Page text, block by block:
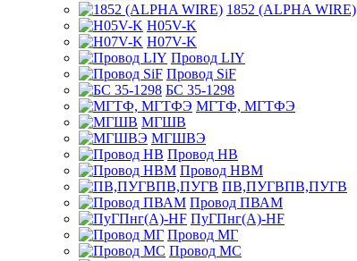
1852 (ALPHA WIRE)
H05V-K
H07V-K
Провод LIY
Провод SiF
БС 35-1298
МГТФ, МГТФЭ
МГШВ
МГШВЭ
Провод НВ
Провод НВМ
ПВ,ПУГВПВ,ПУГВ
Провод ПВАМ
ПуГПнг(A)-HF
Провод МГ
Провод МС